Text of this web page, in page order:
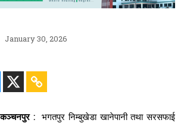
January 30, 2026
कञ्चनपुर :भगतपुर निम्बुखेडा खानेपानी तथा सरसफाई